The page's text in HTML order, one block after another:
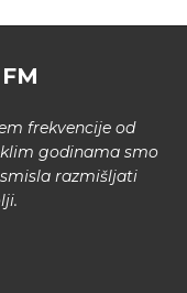
frekvencije od
godinama smo
razmišljati